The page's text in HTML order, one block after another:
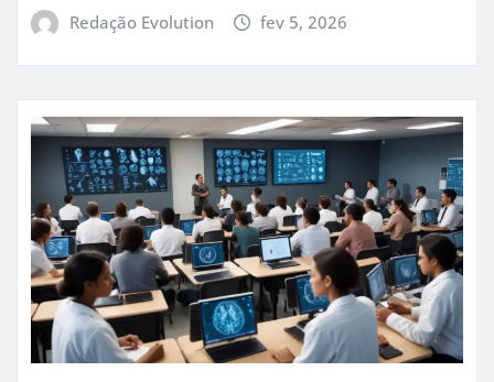
Redação Evolution fev 5, 2026